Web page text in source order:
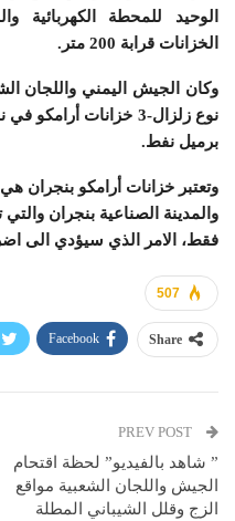
الوحيد للمحطة الكهربائية
الخزانات قرابة 200 متر.
وكان الجيش اليمني واللجان
برميل نفط.
وتعتبر خزانات أرامكو بنجران
فقط، الامر الذي سيؤدي الى
507
Share
Facebook
” شاهد بالفيديو” لحظة اقتحام
الجيش واللجان الشعبية مواقع
الزج وقلل الشيباني المطلة